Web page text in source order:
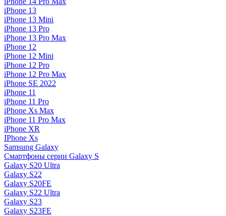
iPhone 13
iPhone 13 Mini
iPhone 13 Pro
iPhone 13 Pro Max
iPhone 12
iPhone 12 Mini
iPhone 12 Pro
iPhone 12 Pro Max
iPhone SE 2022
iPhone 11
iPhone 11 Pro
iPhone Xs Max
iPhone 11 Pro Max
iPhone XR
IPhone Xs
Samsung Galaxy
Смартфоны серии Galaxy S
Galaxy S20 Ultra
Galaxy S22
Galaxy S20FE
Galaxy S22 Ultra
Galaxy S23
Galaxy S23FE